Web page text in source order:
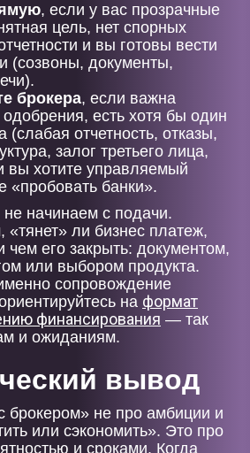
, если у вас прозрачные
цель, нет спорных
и вы готовы вести
(созвоны, документы,
брокера, если важна
одобрения, есть хотя бы один
(слабая отчетность, отказы,
залог третьего лица,
вы хотите управляемый
«пробовать банки».
начинаем с подачи.
«тянет» ли бизнес платеж,
чем его закрыть: документом,
или выбором продукта.
сопровождение
на формат
финансирования — так
и ожиданиям.
вывод
брокером» не про амбиции и
или сэкономить». Это про
и сроками. Когда